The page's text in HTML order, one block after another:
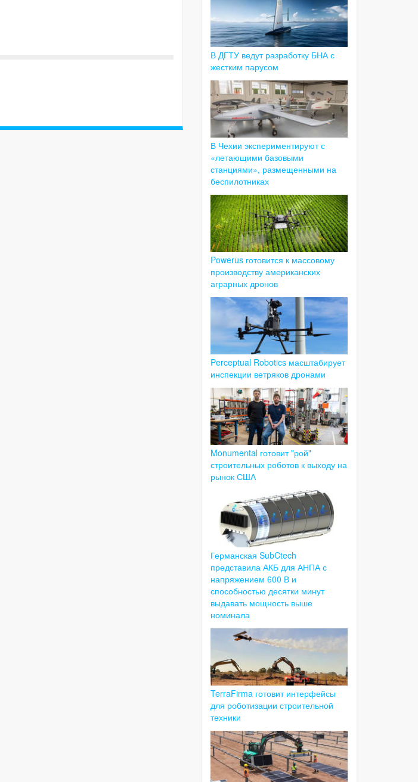
В ДГТУ ведут разработку БНА с
жестким парусом
В Чехии экспериментируют с
«летающими базовыми
станциями», размещенными на
беспилотниках
Powerus готовится к массовому
производству американских
аграрных дронов
Perceptual Robotics масштабирует
инспекции ветряков дронами
Monumental готовит "рой"
строительных роботов к выходу на
рынок США
Германская SubCtech
представила АКБ для АНПА с
напряжением 600 В и
способностью десятки минут
выдавать мощность выше
номинала
TerraFirma готовит интерфейсы
для роботизации строительной
техники